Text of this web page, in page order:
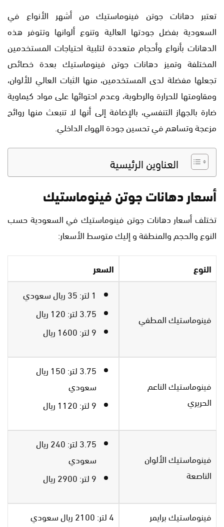
تعتبر دهانات جوتن فينوماستيك من أشهر الأنواع في
السعودية بفضل جودتها العالية وتنوع ألوانها وتتوفر هذه
الدهانات بأنواع وأحجام متعددة لتلبية احتياجات المستخدمين
المختلفة وتميز دهانات جوتن فينوماستيك بعدة خصائص
تجعلها مفضلة لدى المستخدمين، منها الثبات العالي للألوان،
ومقاومتها للحرارة والرطوبة، وعدم احتوائها على مواد كيماوية
ضارة بالجهاز التنفسي، بالإضافة إلى أنها لا تنبعث منها روائح
مزعجة وتساهم في تحسين جودة الهواء الداخلي.
العناوين الرئيسية
أسعار دهانات جوتن فينوماستيك
تختلف أسعار دهانات جوتن فينوماستيك في السعودية حسب
النوع والحجم والمنطقة و إليك متوسط ​​الأسعار:
النوع السعر
فينوماستيك المطفي
1 لتر: 35 ريال سعودي
3.75 لتر: 120 ريال
9 لتر: 1600 ريال
فينوماستيك الناعم
الحريري
3.75 لتر: 150 ريال
سعودي
9 لتر: 1120 ريال
فينوماستيك الألوان
الناصعة
3.75 لتر: 240 ريال
سعودي
9 لتر: 2900 ريال
فينوماستيك برايمر 4 لتر: 2100 ريال سعودي